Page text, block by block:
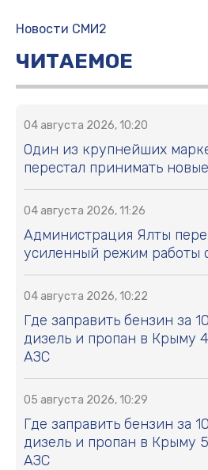
Новости СМИ2
ЧИТАЕМОЕ
04 августа 2026, 10:20
Один из крупнейших
перестал принимать
04 августа 2026, 11:26
Администрация Ялты
усиленный режим работы
04 августа 2026, 10:22
Где заправить бензин за
дизель и пропан в Крыму 4
АЗС
05 августа 2026, 10:29
Где заправить бензин за
дизель и пропан в Крыму 5
АЗС